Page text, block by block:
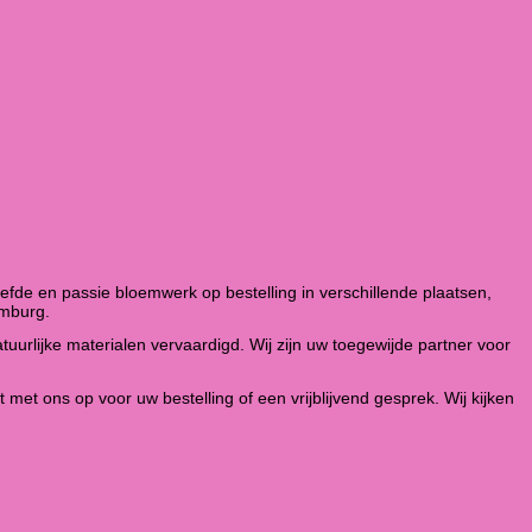
en passie bloemwerk op bestelling in verschillende plaatsen,
materialen vervaardigd. Wij zijn uw toegewijde partner voor
ons op voor uw bestelling of een vrijblijvend gesprek. Wij kijken